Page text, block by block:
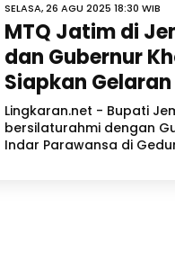
SELASA, 26 AGU 2025 18:30 WIB
MTQ Jatim di
dan Gubernur
Siapkan
Lingkaran.net - Bupati
bersilaturahmi dengan
Indar Parawansa di